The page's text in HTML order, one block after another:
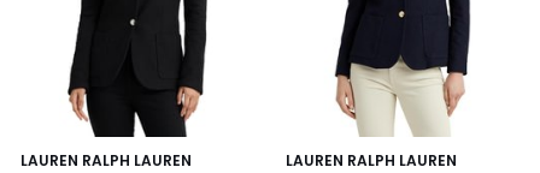
LAUREN RALPH LAUREN
4,6
LAUREN RALPH LAUREN
4,5